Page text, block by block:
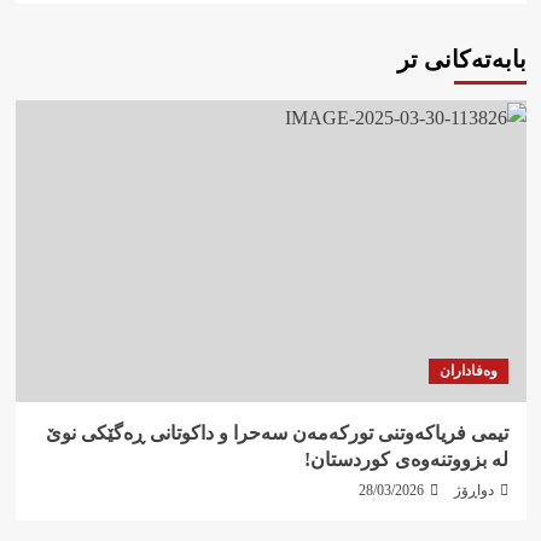
بابەتەکانی تر
وەفاداران
تیمی فریاکەوتنی تورکەمەن سەحرا و داکوتانی ڕەگێکی نوێ
لە بزووتنەوەی کوردستان!
دواڕۆژ 28/03/2026